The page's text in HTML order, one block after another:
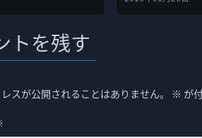
トを残す
スが公開されることはありません。 ※ が